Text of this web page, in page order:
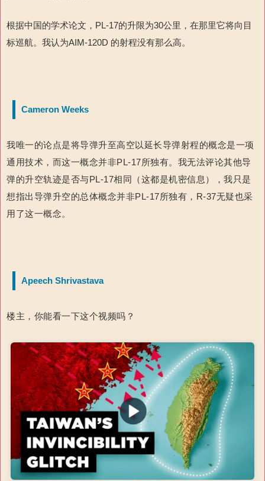
根据中国的学术论文，PL-17的升限为30公里，在那里它将向目
标巡航。我认为AIM-120D 的射程没有那么高。
Cameron Weeks
我唯一的论点是将导弹升至高空以延长导弹射程的概念是一项
通用技术，而这一概念并非PL-17所独有。我无法评论其他导
弹的升空轨迹是否与PL-17相同（这都是机密信息），我只是
想指出导弹升空的总体概念并非PL-17所独有，R-37无疑也采
用了这一概念。
Apeech Shrivastava
楼主，你能看一下这个视频吗？